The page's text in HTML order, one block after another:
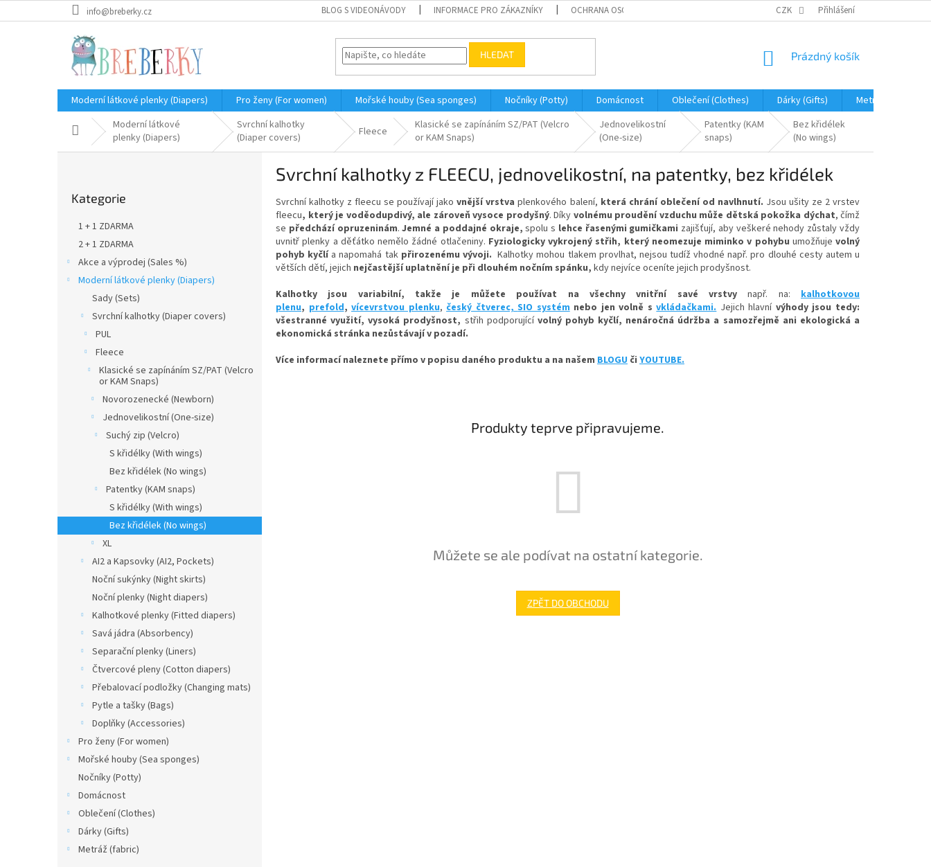
na
info@breberky.cz BLOG S VIDEONÁVODY INFORMACE PRO ZÁKAZNÍKY OCHRANA OSOBNÍCH ÚDAJŮ JAK NA REKLAMACI A VRÁCENÍ ZBOŽÍ
CZK Přihlášení
HLEDAT
NÁKUPNÍ
Prázdný košík
Moderní látkové plenky (Diapers) Pro ženy (For women) Mořské houby (Sea sponges) Nočníky (Potty) Domácnost Oblečení (Clothes) Dárky (Gifts) Metráž (fabric)
Domů Moderní látkové
plenky (Diapers)
Svrchní kalhotky
(Diaper covers)
Fleece
Klasické se zapínáním SZ/PAT (Velcro
or KAM Snaps)
Jednovelikostní
(One-size)
Patentky (KAM
snaps)
Bez křidélek
(No wings)
kategorie
Kategorie
1 + 1 ZDARMA
2 + 1 ZDARMA
Akce a výprodej (Sales %)
Moderní látkové plenky (Diapers)
Sady (Sets)
Svrchní kalhotky (Diaper covers)
PUL
Fleece
Klasické se zapínáním SZ/PAT (Velcro
or KAM Snaps)
Novorozenecké (Newborn)
Jednovelikostní (One-size)
Suchý zip (Velcro)
S křidélky (With wings)
Bez křidélek (No wings)
Patentky (KAM snaps)
S křidélky (With wings)
Bez křidélek (No wings)
XL
AI2 a Kapsovky (AI2, Pockets)
Noční sukýnky (Night skirts)
Noční plenky (Night diapers)
Kalhotkové plenky (Fitted diapers)
Savá jádra (Absorbency)
Separační plenky (Liners)
Čtvercové pleny (Cotton diapers)
Přebalovací podložky (Changing mats)
Pytle a tašky (Bags)
Doplňky (Accessories)
Pro ženy (For women)
Mořské houby (Sea sponges)
Nočníky (Potty)
Domácnost
Oblečení (Clothes)
Dárky (Gifts)
Metráž (fabric)
Svrchní kalhotky z FLEECU, jednovelikostní, na patentky, bez křidélek
Svrchní kalhotky z fleecu se používají jakovnější vrstva plenkového balení, která chrání oblečení od navlhnutí. Jsou ušity ze 2 vrstev
fleecu, který je voděodupdivý, ale zároveň vysoce prodyšný. Díky volnému proudění vzduchu může dětská pokožka dýchat, čímž
se předchází opruzeninám.Jemné a poddajné okraje, spolu s lehce řasenými gumičkami zajišťují, aby veškeré nehody zůstaly vždy
uvnitř plenky a děťátko nemělo žádné otlačeniny. Fyziologicky vykrojený střih, který neomezuje miminko v pohybu umožňuje volný
pohyb kyčlía napomahá tak přirozenému vývoji. Kalhotky mohou tlakem provlhat, nejsou tudíž vhodné např. pro dlouhé cesty autem u
větších dětí, jejich nejčastější uplatnění je při dlouhém nočním spánku, kdy nejvíce oceníte jejich prodyšnost.
Kalhotky jsou variabilní, takže je můžete používat na všechny vnitřní savé vrstvynapř. na: kalhotkovou
plenu, prefold, vícevrstvou plenku, český čtverec,SIO systém nebo jen volně svkládačkami. Jejich hlavnívýhody jsou tedy:
všestranné využití, vysoká prodyšnost, střih podporujícívolný pohyb kyčlí, nenáročná údržba a samozřejmě ani ekologická a
ekonomická stránka nezůstávají v pozadí.
Více informací naleznete přímo v popisu daného produktu a na našem BLOGU či YOUTUBE.
Produkty teprve připravujeme.
Můžete se ale podívat na ostatní kategorie.
ZPĚT DO OBCHODU